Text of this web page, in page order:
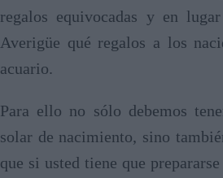
regalos equivocadas y en
Averigüe qué regalos a los
acuario.
Para ello no sólo debemos
solar de nacimiento, sino
que si usted tiene que